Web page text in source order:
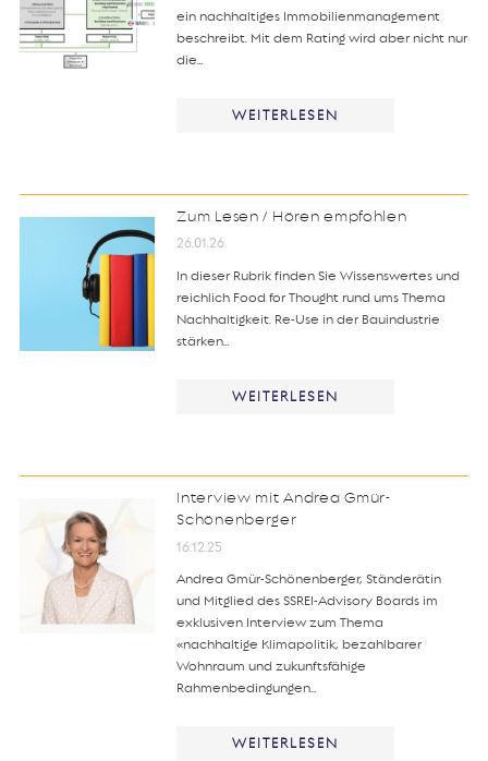
ein nachhaltiges Immobilienmanagement
beschreibt. Mit dem Rating wird aber nicht nur
die…
WEITERLESEN
Zum Lesen / Hören empfohlen
26.01.26
In dieser Rubrik finden Sie Wissenswertes und
reichlich Food for Thought rund ums Thema
Nachhaltigkeit. Re-Use in der Bauindustrie
stärken…
WEITERLESEN
Interview mit Andrea Gmür-
Schönenberger
16.12.25
Andrea Gmür-Schönenberger, Ständerätin
und Mitglied des SSREI-Advisory Boards im
exklusiven Interview zum Thema
«nachhaltige Klimapolitik, bezahlbarer
Wohnraum und zukunftsfähige
Rahmenbedingungen…
WEITERLESEN